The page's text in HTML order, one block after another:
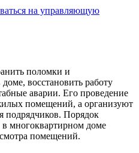
на управляющую
поломки и
восстановить работу
аварии. Его проведение
помещений, а организуют
Порядок
в многоквартирном доме
помещений.